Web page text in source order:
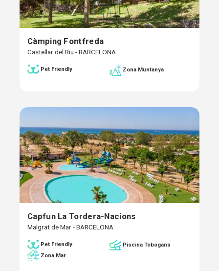
Càmping Fontfreda
Castellar del Riu - BARCELONA
Pet Friendly Zona Muntanya
Capfun La Tordera-Nacions
Malgrat de Mar - BARCELONA
Pet Friendly
Piscina Tobogans
Zona Mar